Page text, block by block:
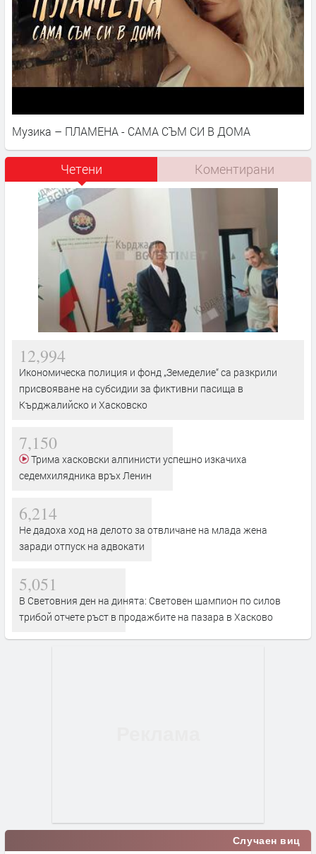
Музика – ПЛАМЕНА - САМА СЪМ СИ В ДОМА
Четени Коментирани
12,994
Икономическа полиция и фонд „Земеделие“ са разкрили
присвояване на субсидии за фиктивни пасища в
Кърджалийско и Хасковско
7,150
седемхилядника връх Ленин
6,214
Не дадоха ход на делото за отвличане на млада жена
заради отпуск на адвокати
5,051
В Световния ден на динята: Световен шампион по силов
трибой отчете ръст в продажбите на пазара в Хасково
Случаен виц